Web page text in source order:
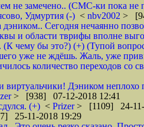
не замечено.. (СМС-ки пока
Удмуртия (-) < nbv2002 >
дэником.. Сегодня нечаянно
и области тврифы вполне
чему бы это?) (+) (Тупой
уже не ждёшь. Жаль, уже
количество переходов
виртуальчики! Дэником
> [938] 07-12-2018 12:41
(+) < Prizer> [1109] 24-11-
25-11-2018 19:29